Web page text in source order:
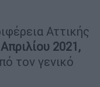
Αττικής
2021,
τον γενικό